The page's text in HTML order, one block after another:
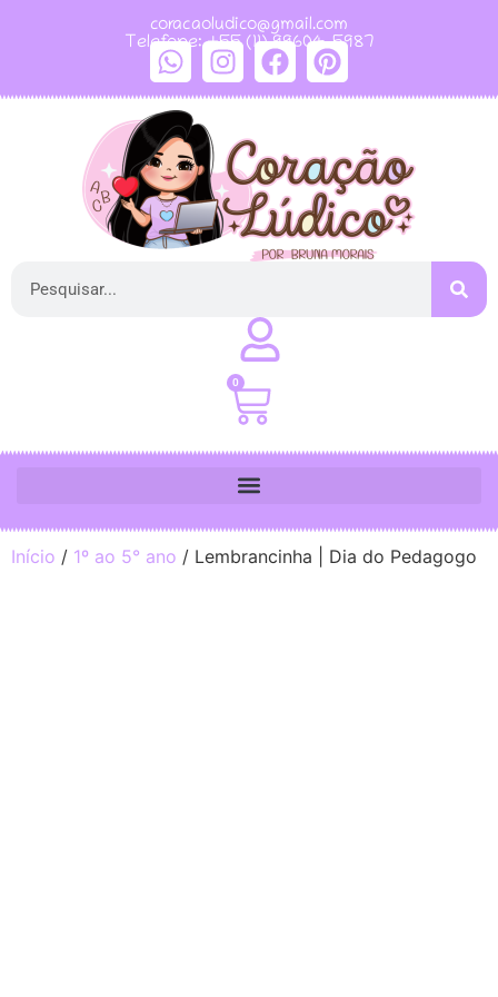
coracaoludico@gmail.com
Telefone: +55 (11) 99604-5987
0
Início / 1º ao 5° ano / Lembrancinha | Dia do Pedagogo